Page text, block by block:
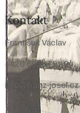
Kontakt
František Václav
+420 603 172 194
info@franz-josef.cz